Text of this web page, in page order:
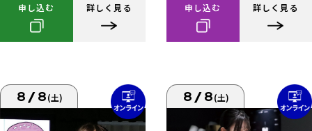
申し込む 詳しく見る 申し込む 詳しく見る
8/8(土) 8/8(土)